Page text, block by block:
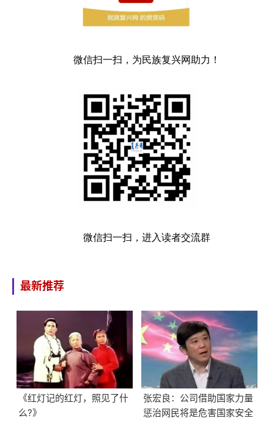
微信扫一扫，为民族复兴网助力！
微信扫一扫，进入读者交流群
最新推荐
《红灯记的红灯，照见了什
么?》
张宏良：公司借助国家力量
惩治网民将是危害国家安全